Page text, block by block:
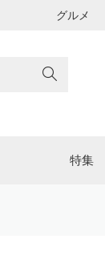
グルメ
特集